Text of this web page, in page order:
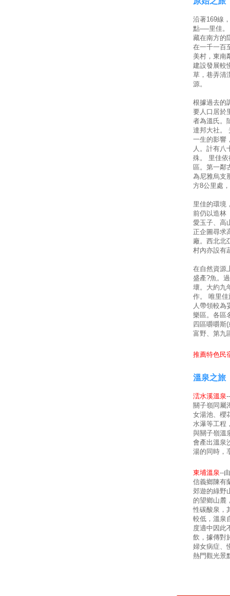
沿著169線
點──里佳。
藏在南方的
在一千一百
美村，東南
建設發展較
草，巷弄清
源。
根據過去的
要人口居於
者為溫氏。
達邦大社。
一生的影響
人。計有八
殊。 里佳
區。第一鄰
為尼雅烏支
方8公里處
里佳的環境
前仍以造林
愛玉子、高
正企圖尋求
廠。西北北
村內亦設有
在自然資源
盛產?魚。
壞。大約九
作。 唯里
人帶領較為
樂區。各區
四區嚼嚼斯
富野、第九
推薦特色民
溫泉之旅
澐水溪溫泉
關子嶺同屬
女湯池、櫻
水瀑等工程
與關子嶺溫
會產出溫泉
湯的同時，
東埔溫泉--
信義鄉陳有
郊遊的綠野
的望鄉山麓
性碳酸泉，
較低，溫泉
度適中因此
飲，據傳對
婦女病症、
熱門觀光景